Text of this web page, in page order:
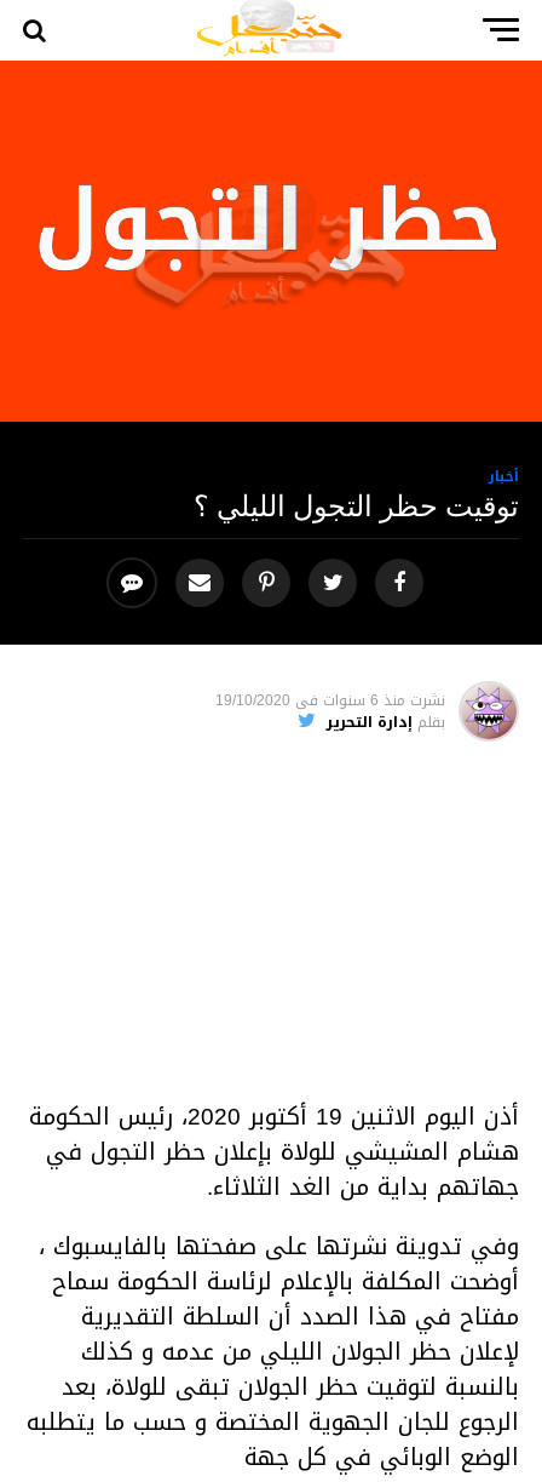
أخبار
توقيت حظر التجول الليلي ؟
نشرت منذ 6 سنوات فى 19/10/2020
بقلم إدارة التحرير
أذن اليوم الاثنين 19 أكتوبر 2020، رئيس الحكومة
هشام المشيشي للولاة بإعلان حظر التجول في
جهاتهم بداية من الغد الثلاثاء.
وفي تدوينة نشرتها على صفحتها بالفايسبوك ،
أوضحت المكلفة بالإعلام لرئاسة الحكومة سماح
مفتاح في هذا الصدد أن السلطة التقديرية
لإعلان حظر الجولان الليلي من عدمه و كذلك
بالنسبة لتوقيت حظر الجولان تبقى للولاة، بعد
الرجوع للجان الجهوية المختصة و حسب ما يتطلبه
الوضع الوبائي في كل جهة